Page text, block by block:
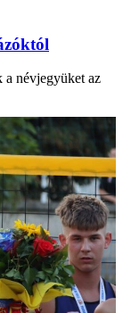
a névjegyüket az